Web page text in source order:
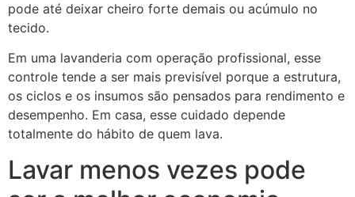
pode até deixar cheiro forte demais ou acúmulo no
tecido.
Em uma lavanderia com operação profissional, esse
controle tende a ser mais previsível porque a estrutura,
os ciclos e os insumos são pensados para rendimento e
desempenho. Em casa, esse cuidado depende
totalmente do hábito de quem lava.
Lavar menos vezes pode